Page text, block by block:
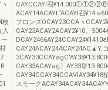
枚
CAYCCAYl召
ACAY14ACAYt“ACAYl召
フロンズOCAY23CCAヽ
CAY23ACAY2ACAY2¥10。5004
CAY24ACAY24ACAY24AC▲Y,
CAY33ACAYag〕AY33挙
スモーク